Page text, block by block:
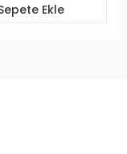
Ekle